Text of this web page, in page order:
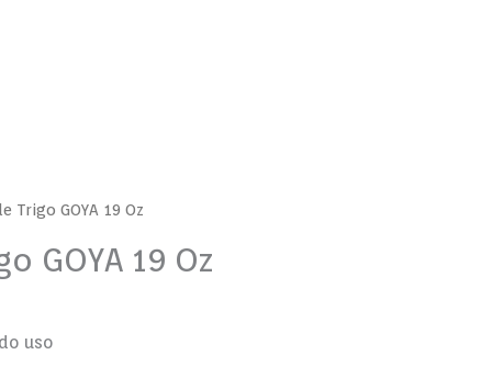
Trigo GOYA 19 Oz
GOYA 19 Oz
uso